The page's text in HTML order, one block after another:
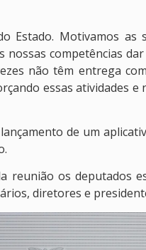
Estado. Motivamos
nossas competências
não têm entrega
essas atividades e
de um
reunião os deputados
diretores e